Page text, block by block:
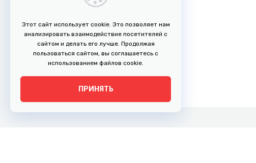
Этот сайт использует cookie. Это позволяет нам
анализировать взаимодействие посетителей с
сайтом и делать его лучше. Продолжая
пользоваться сайтом, вы соглашаетесь с
использованием файлов cookie.
ПРИНЯТЬ